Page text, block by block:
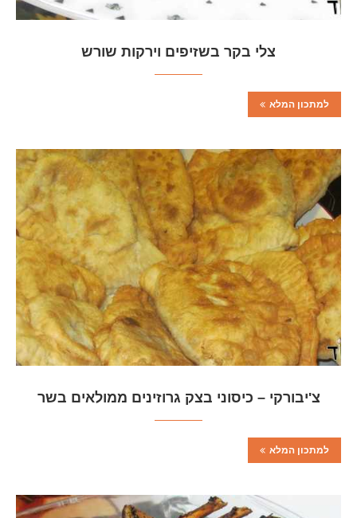
צלי בקר בשזיפים וירקות שורש
למתכון המלא
צ'יבורקי – כיסוני בצק גרוזינים ממולאים בשר
למתכון המלא